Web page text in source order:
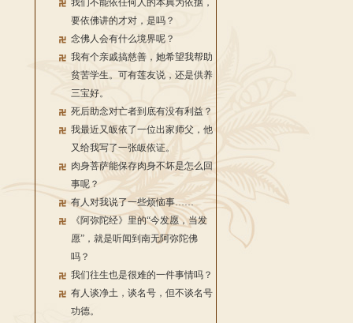
我们不能依任何人的本典为依据，
要依佛讲的才对，是吗？
念佛人会有什么境界呢？
我有个亲戚搞慈善，她希望我帮助
贫苦学生。可有莲友说，还是供养
三宝好。
死后助念对亡者到底有没有利益？
我最近又皈依了一位出家师父，他
又给我写了一张皈依证。
肉身菩萨能保存肉身不坏是怎么回
事呢？
有人对我说了一些烦恼事……
《阿弥陀经》里的“今发愿，当发
愿”，就是听闻到南无阿弥陀佛
吗？
我们往生也是很难的一件事情吗？
有人谈净土，谈名号，但不谈名号
功德。